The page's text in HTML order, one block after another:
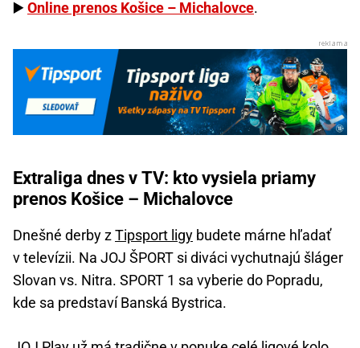
▶️Online prenos Košice – Michalovce.
Extraliga dnes v TV: kto vysiela priamy
prenos Košice – Michalovce
Dnešné derby zTipsport ligy budete márne hľadať
v televízii. Na JOJ ŠPORT si diváci vychutnajú šláger
Slovan vs. Nitra. SPORT 1 sa vyberie do Popradu,
kde sa predstaví Banská Bystrica.